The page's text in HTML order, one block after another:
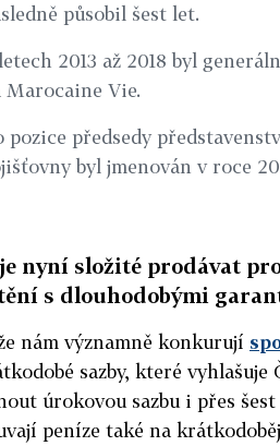
působil šest let.
2013 až 2018 byl
Marocaine Vie.
pozice předsedy
byl jmenován v roce
nyní složité prodávat
s dlouhodobými
nám významně konkurují
sazby, které vyhlašuje
úrokovou sazbu i přes
peníze také na